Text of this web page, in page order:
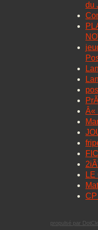
du
Â«
propulsé par